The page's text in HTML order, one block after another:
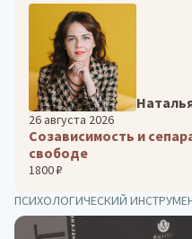
26 августа 2026
Созависимость и
свободе
1800 ₽
ПСИХОЛОГИЧЕСКИЙ